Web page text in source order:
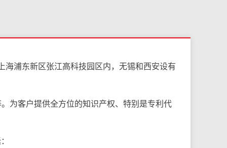
浦东新区张江高科技园区内，无锡和西安设有
为客户提供全方位的知识产权、特别是专利代